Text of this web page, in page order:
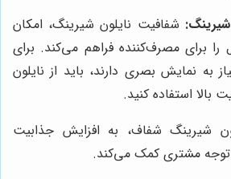
شفافیت نایلون شیرینگ، امکان
برای مصرف‌کننده فراهم می‌کند. برای
به نمایش بصری دارند، باید از نایلون
بالا استفاده کنید.
شیرینگ شفاف، به افزایش جذابیت
مشتری کمک می‌کند.